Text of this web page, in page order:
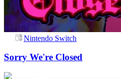
Nintendo Switch
Sorry We're Closed